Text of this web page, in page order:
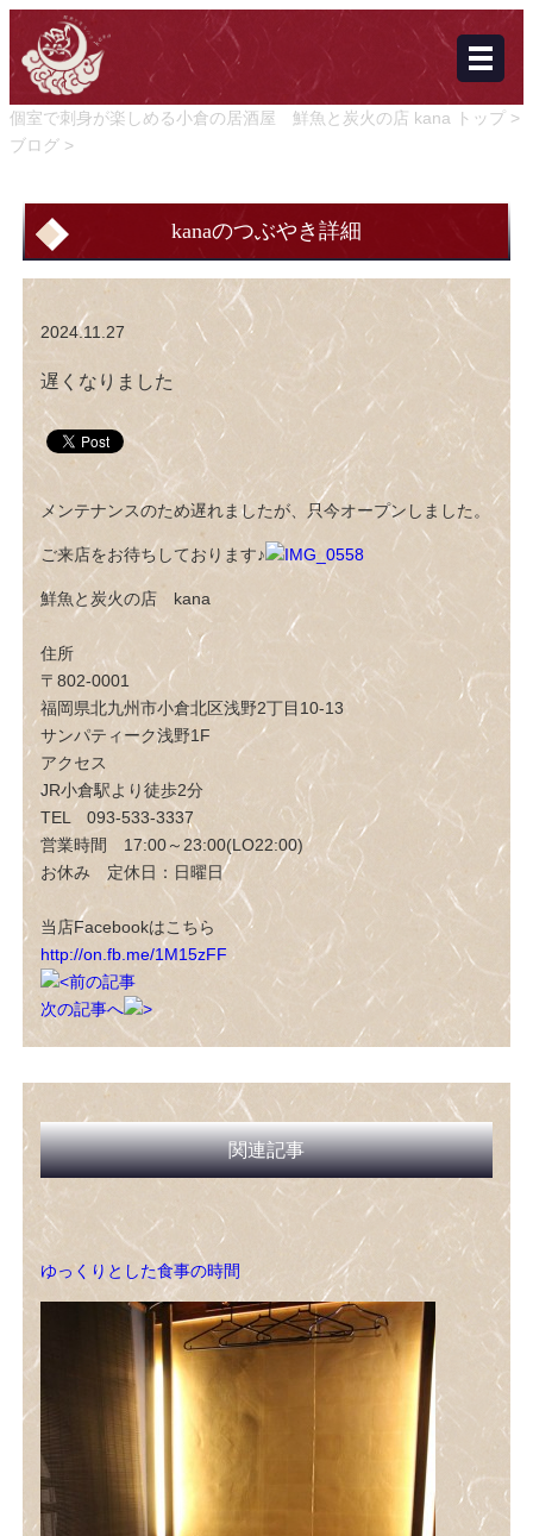
個室で刺身が楽しめる小倉の居酒屋 鮮魚と炭火の店 kana トップ >
ブログ >
kanaのつぶやき詳細
2024.11.27
遅くなりました
メンテナンスのため遅れましたが、只今オープンしました。
ご来店をお待ちしております♪
鮮魚と炭火の店 kana
住所
〒802-0001
福岡県北九州市小倉北区浅野2丁目10-13
サンパティーク浅野1F
アクセス
JR小倉駅より徒歩2分
TEL 093-533-3337
営業時間 17:00～23:00(LO22:00)
お休み 定休日：日曜日
当店Facebookはこちら
http://on.fb.me/1M15zFF
前の記事
次の記事へ
関連記事
ゆっくりとした食事の時間